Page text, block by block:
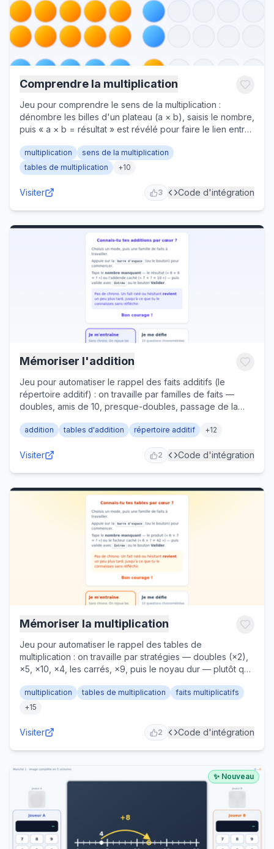
Comprendre la multiplication
Jeu pour comprendre le sens de la multiplication :
dénombre les billes d'un plateau (a × b), saisis le nombre,
puis « a × b = résultat » est révélé pour faire le lien entre
découvre » ou « Je me défie » chronométré. CE1 au
cycle 3.
multiplication
sens de la multiplication
tables de multiplication
+10
Visiter 3 Code d'intégration
Mémoriser l'addition
Jeu pour automatiser le rappel des faits additifs (le
répertoire additif) : on travaille par familles de faits —
doubles, amis de 10, presque-doubles, passage de la
Je m'entraîne » (sans chrono, répétition espacée jusqu'à
questions chronométrées avec bonus de rapidité).
addition tables d'addition répertoire additif +12
Visiter 2 Code d'intégration
Mémoriser la multiplication
Jeu pour automatiser le rappel des tables de
multiplication : on travaille par stratégies — doubles (×2),
×5, ×10, ×4, les carrés, ×9, puis le noyau dur — plutôt que
chrono, répétition espacée jusqu'à la maîtrise) et « Je me
défie » (10 questions chronométrées avec bonus de
pour tisser le lien avec la division, correction qui montre la
stratégie. CE1 au CM, cycles 2 et 3.
multiplication tables de multiplication
faits multiplicatifs
+15
Visiter 2 Code d'intégration
✨ Nouveau